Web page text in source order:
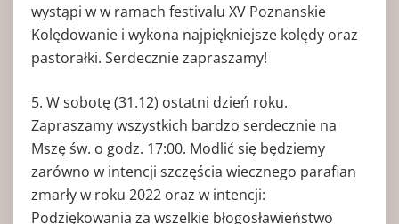
wystąpi w w ramach festivalu XV Poznanskie
Kolędowanie i wykona najpiękniejsze kolędy oraz
pastorałki. Serdecznie zapraszamy!
5. W sobotę (31.12) ostatni dzień roku.
Zapraszamy wszystkich bardzo serdecznie na
Mszę św. o godz. 17:00. Modlić się będziemy
zarówno w intencji szczęścia wiecznego parafian
zmarły w roku 2022 oraz w intencji:
Podziękowania za wszelkie błogosławieństwo